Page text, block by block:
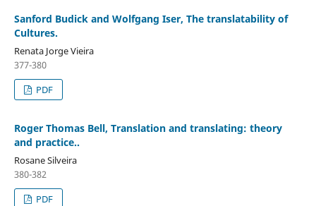
Sanford Budick and Wolfgang Iser, The translatability of
Cultures.
Renata Jorge Vieira
377-380
PDF
Roger Thomas Bell, Translation and translating: theory
and practice..
Rosane Silveira
380-382
PDF